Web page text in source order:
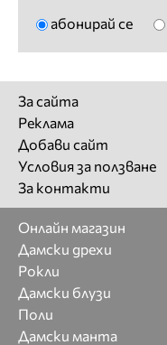
абонирай се
За сайта
Реклама
Добави сайт
Условия за ползване
За контакти
Онлайн магазин
Дамски дрехи
Рокли
Дамски блузи
Поли
Дамски манта